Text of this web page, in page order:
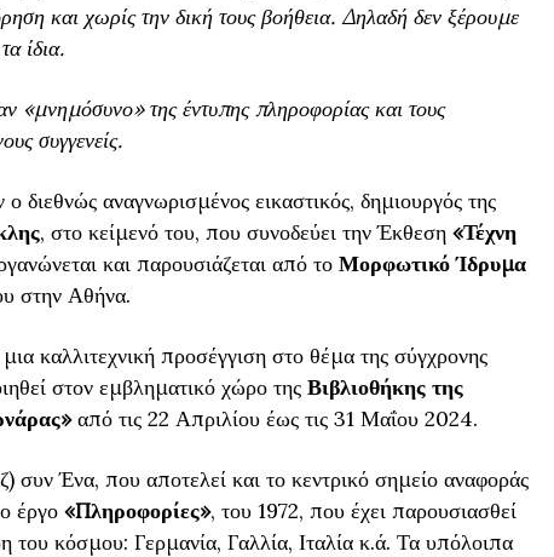
και χωρίς την δική τους βοήθεια. Δηλαδή δεν ξέρουμε
ίδια.
της έντυπης πληροφορίας και τους
συγγενείς.
διεθνώς αναγνωρισμένος εικαστικός, δημιουργός της
, στο κείμενό του, που συνοδεύει την Έκθεση «Τέχνη
και παρουσιάζεται από το Μορφωτικό Ίδρυμα
στην Αθήνα.
καλλιτεχνική προσέγγιση στο θέμα της σύγχρονης
στον εμβληματικό χώρο της Βιβλιοθήκης της
από τις 22 Απριλίου έως τις 31 Μαΐου 2024.
συν Ένα, που αποτελεί και το κεντρικό σημείο αναφοράς
έργο«Πληροφορίες», του 1972, που έχει παρουσιασθεί
κόσμου: Γερμανία, Γαλλία, Ιταλία κ.ά. Τα υπόλοιπα